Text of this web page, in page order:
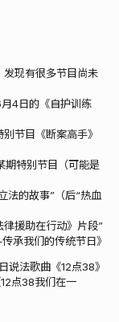
现有很多节目尚未
4日的《自护训练
节目《断案高手》
特别节目（可能是
法的故事”（后“热血
援助在行动》片段”
承我们的传统节日》
说法歌曲《12点38》
点38我们在一